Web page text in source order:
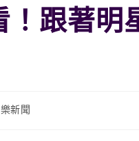
！跟著明
新聞